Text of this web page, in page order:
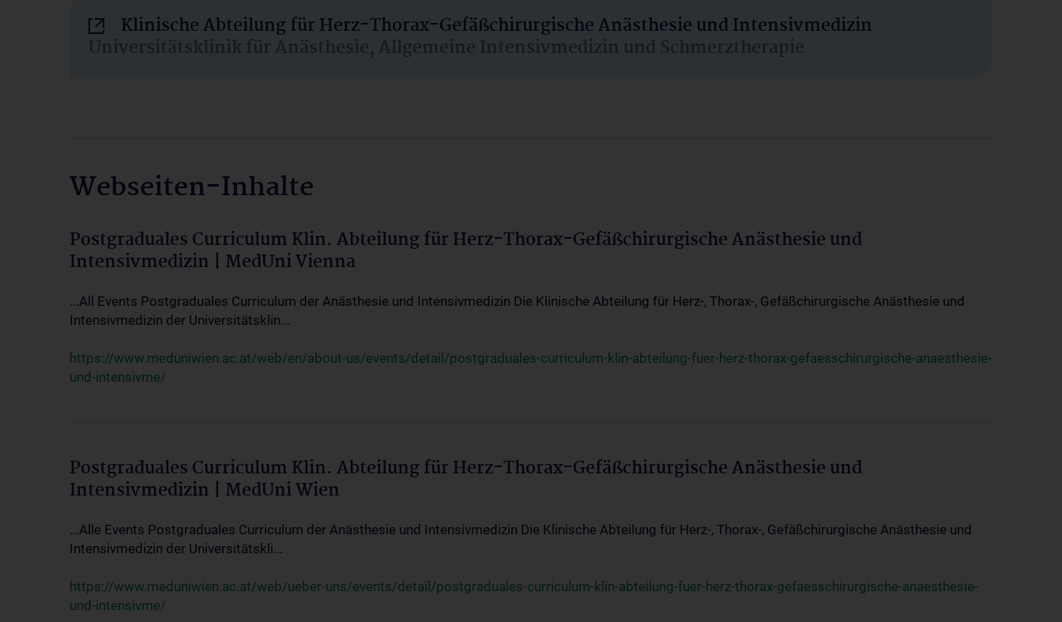
Klinische Abteilung für Herz-Thorax-Gefäßchirurgische Anästhesie und Intensivmedizin
Universitätsklinik für Anästhesie, Allgemeine Intensivmedizin und Schmerztherapie
Webseiten-Inhalte
Postgraduales Curriculum Klin. Abteilung für Herz-Thorax-Gefäßchirurgische Anästhesie und
Intensivmedizin | MedUni Vienna
...All Events Postgraduales Curriculum der Anästhesie und Intensivmedizin Die Klinische Abteilung für Herz-, Thorax-, Gefäßchirurgische Anästhesie und
Intensivmedizin der Universitätsklin...
https://www.meduniwien.ac.at/web/en/about-us/events/detail/postgraduales-curriculum-klin-abteilung-fuer-herz-thorax-gefaesschirurgische-anaesthesie-
und-intensivme/
Postgraduales Curriculum Klin. Abteilung für Herz-Thorax-Gefäßchirurgische Anästhesie und
Intensivmedizin | MedUni Wien
...Alle Events Postgraduales Curriculum der Anästhesie und Intensivmedizin Die Klinische Abteilung für Herz-, Thorax-, Gefäßchirurgische Anästhesie und
Intensivmedizin der Universitätskli...
https://www.meduniwien.ac.at/web/ueber-uns/events/detail/postgraduales-curriculum-klin-abteilung-fuer-herz-thorax-gefaesschirurgische-anaesthesie-
und-intensivme/